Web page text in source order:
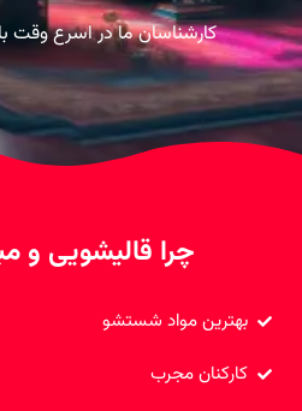
کارشناسان ما در اسرع وقت
چرا قالیشویی و
بهترین مواد شستشو
کارکنان مجرب